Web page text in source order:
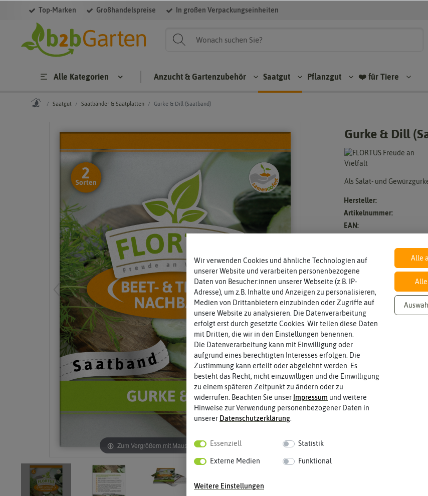
Top-Marken Großhandelspreise In großen Verpackungseinheiten
Alle Kategorien Anzucht & Gartenzubehör Saatgut Pflanzgut ❤️ für Tiere
Saatgut Saatbänder & Saatplatten Gurke & Dill (Saatband)
Zum Vergrößern mit Maus über das Bild fahren
Gurke & Dill
Als Salat- und
Hersteller:
Artikelnummer:
EAN:
Inhalt
2 Saatbänder je 2,5 mWie viel ist
Ab 10 °C, optimal 24 °C
Samenkorns am idealsten?
Lebensdauer
Pflanzen werden kategorisiert
zweijährig oder mehrjährig.
Wir verwenden Cookies und ähnliche Technologien auf
unserer Website und verarbeiten personenbezogene
Daten von Besucher:innen unserer Webseite (z.B. IP-
Adresse), um z.B. Inhalte und Anzeigen zu personalisieren,
Medien von Drittanbietern einzubinden oder Zugriffe auf
unsere Website zu analysieren. Die Datenverarbeitung
erfolgt erst durch gesetzte Cookies. Wir teilen diese Daten
mit Dritten, die wir in den Einstellungen benennen.
Die Datenverarbeitung kann mit Einwilligung oder
aufgrund eines berechtigten Interesses erfolgen. Die
Zustimmung kann erteilt oder abgelehnt werden. Es
besteht das Recht, nicht einzuwilligen und die Einwilligung
zu einem späteren Zeitpunkt zu ändern oder zu
widerrufen. Beachten Sie unser Impressum und weitere
Hinweise zur Verwendung personenbezogener Daten in
unserer Daten­schutz­erklärung.
Essenziell Statistik
Externe Medien Funktional
Weitere Einstellungen
Alle